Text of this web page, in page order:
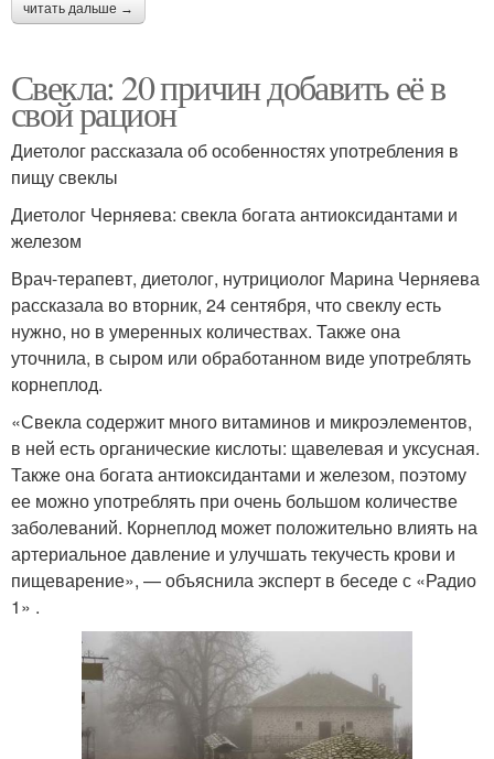
читать дальше →
Свекла: 20 причин добавить её в
свой рацион
Диетолог рассказала об особенностях употребления в
пищу свеклы
Диетолог Черняева: свекла богата антиоксидантами и
железом
Врач-терапевт, диетолог, нутрициолог Марина Черняева
рассказала во вторник, 24 сентября, что свеклу есть
нужно, но в умеренных количествах. Также она
уточнила, в сыром или обработанном виде употреблять
корнеплод.
«Свекла содержит много витаминов и микроэлементов,
в ней есть органические кислоты: щавелевая и уксусная.
Также она богата антиоксидантами и железом, поэтому
ее можно употреблять при очень большом количестве
заболеваний. Корнеплод может положительно влиять на
артериальное давление и улучшать текучесть крови и
пищеварение», — объяснила эксперт в беседе с «Радио
1» .